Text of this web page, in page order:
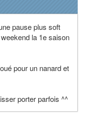
pause plus soft
la 1e saison
pour un nanard et
porter parfois ^^